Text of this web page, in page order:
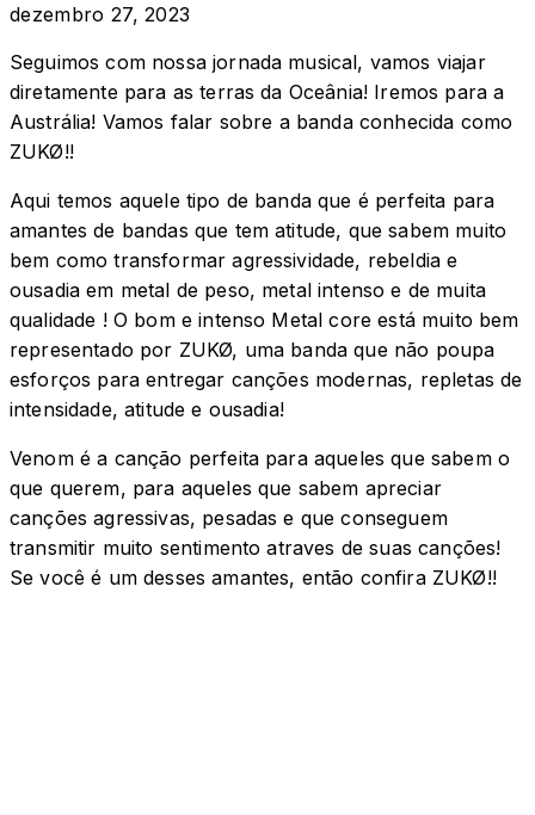
dezembro 27, 2023
Seguimos com nossa jornada musical, vamos viajar
diretamente para as terras da Oceânia! Iremos para a
Austrália! Vamos falar sobre a banda conhecida como
ZUKØ!!
Aqui temos aquele tipo de banda que é perfeita para
amantes de bandas que tem atitude, que sabem muito
bem como transformar agressividade, rebeldia e
ousadia em metal de peso, metal intenso e de muita
qualidade ! O bom e intenso Metal core está muito bem
representado por ZUKØ, uma banda que não poupa
esforços para entregar canções modernas, repletas de
intensidade, atitude e ousadia!
Venom é a canção perfeita para aqueles que sabem o
que querem, para aqueles que sabem apreciar
canções agressivas, pesadas e que conseguem
transmitir muito sentimento atraves de suas canções!
Se você é um desses amantes, então confira ZUKØ!!